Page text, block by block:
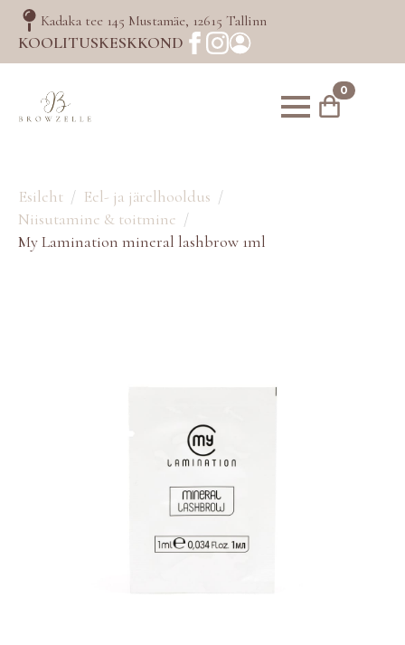
Kadaka tee 145 Mustamäe, 12615 Tallinn
KOOLITUSKESKKOND
0
Esileht
Eel- ja järelhooldus
Niisutamine & toitmine
My Lamination mineral lashbrow 1ml